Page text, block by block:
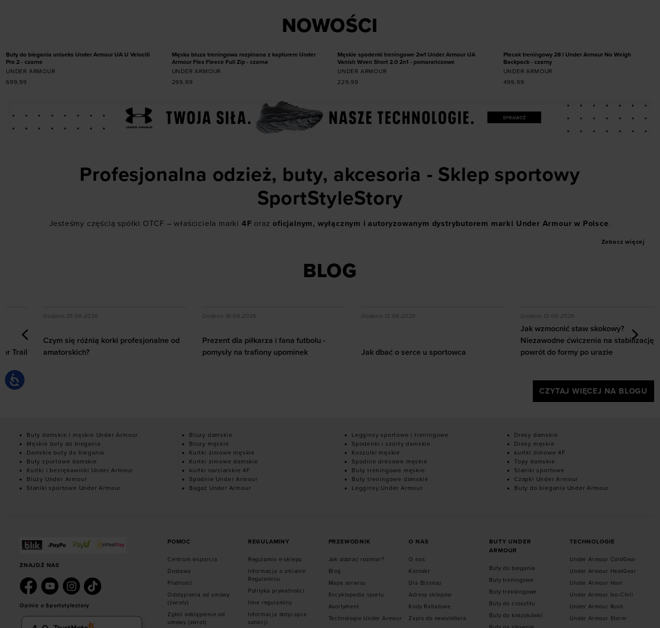
NOWOŚCI
Buty do biegania uniseks Under Armour UA U Velociti
Pro 2 - czarne
UNDER ARMOUR
699,99
Dodaj produkt w rozmiarze
Męska bluza treningowa rozpinana z kapturem Under
Armour Flex Fleece Full Zip - czarna
UNDER ARMOUR
299,99
Dodaj produkt w rozmiarze
S
Męskie spodenki treningowe 2w1 Under Armour UA
Vanish Wven Short 2.0 2n1 - pomarańczowe
UNDER ARMOUR
229,99
Plecak treningowy 28 l Under Armour No Weigh
Backpack - czarny
UNDER ARMOUR
499,99
Profesjonalna odzież, buty, akcesoria - Sklep sportowy
SportStyleStory
Jesteśmy częścią spółki OTCF – właściciela marki 4F orazoficjalnym, wyłącznym i autoryzowanym dystrybutorem marki Under Armour w Polsce.
Zobacz więcej
BLOG
Czym się różnią korki profesjonalne od amatorskich?
23-06-2026
Czym się różnią korki profesjonalne od
amatorskich?
Prezent dla piłkarza i fana futbolu - pomysły na trafiony upominek
18-06-2026
Prezent dla piłkarza i fana futbolu -
pomysły na trafiony upominek
Jak dbać o serce u sportowca
12-06-2026
Jak dbać o serce u sportowca
Jak wzmocnić staw skokowy?
12-06-2026
Jak wzmocnić staw skokowy?
Niezawodne ćwiczenia na stabilizację i
powrót do formy po urazie
CZYTAJ WIĘCEJ NA BLOGU
Buty damskie i męskie Under Armour
Męskie buty do biegania
Damskie buty do biegania
Buty sportowe damskie
Kurtki i bezrękawniki Under Armour
Bluzy Under Armour
Staniki sportowe Under Armour
Bluzy damskie
Bluzy męskie
Kurtki zimowe męskie
Kurtki zimowe damskie
kurtki narciarskie 4F
Spodnie Under Armour
Bagaż Under Armour
Legginsy sportowe i treningowe
Spodenki i szorty damskie
Koszulki męskie
Spodnie dresowe męskie
Buty treningowe męskie
Buty treningowe damskie
Legginsy Under Armour
Dresy damskie
Dresy męskie
kurtki zimowe 4F
Topy damskie
Staniki sportowe
Czapki Under Armour
Buty do biegania Under Armour
ZNAJDŹ NAS
Opinie o Sportstylestory
POMOC
Centrum wsparcia
Dostawa
Płatności
Odstąpienia od umowy
(zwroty)
Zgłoś odstąpienie od
umowy (zwrot)
REGULAMINY
Regulamin e-sklepu
Informacja o zmianie
Regulaminu
Polityka prywatności
Inne regulaminy
Informacja dotycząca
sankcji
PRZEWODNIK
Jak dobrać rozmiar?
Blog
Mapa serwisu
Encyklopedia sportu
Asortyment
Technologie Under Armour
O NAS
O nas
Kontakt
Dla Biznesu
Adresy sklepów
Kody Rabatowe
Zapis do newslettera
BUTY UNDER
ARMOUR
Buty do biegania
Buty treningowe
Buty trekkingowe
Buty do crossfitu
Buty do koszykówki
TECHNOLOGIE
Under Armour ColdGear
Under Armour HeatGear
Under Armour Hovr
Under Armour Iso-Chill
Under Armour Rush
Under Armour Storm